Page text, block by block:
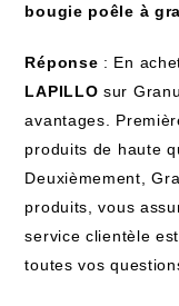
bougie poêle à
Réponse : En
LAPILLO sur
avantages.
produits de haute
Deuxièmement,
produits, vous
service clientèle
toutes vos